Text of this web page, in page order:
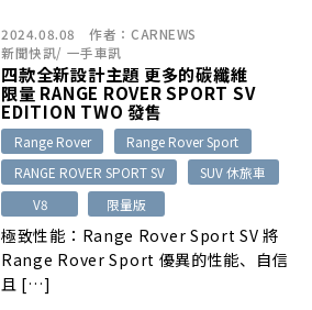
2024.08.08 作者： CARNEWS
新聞快訊/ 一手車訊
四款全新設計主題 更多的碳纖維
限量 RANGE ROVER SPORT SV
EDITION TWO 發售
Range Rover
Range Rover Sport
RANGE ROVER SPORT SV
SUV 休旅車
V8
限量版
極致性能：Range Rover Sport SV 將
Range Rover Sport 優異的性能、自信
且 […]